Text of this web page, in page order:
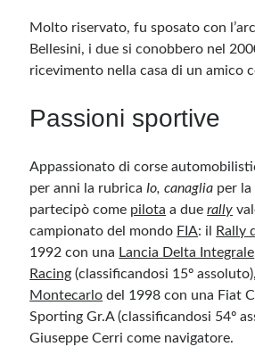
Molto riservato, fu sposato con
Bellesini, i due si conobbero nel
ricevimento nella casa di un amico
Passioni sportive
Appassionato di corse
per anni la rubrica Io, canaglia per
partecipò come pilota a duerally
campionato del mondo FIA: il Rally
1992 con una Lancia Delta Integrale
Racing (classificandosi 15º
Montecarlo del 1998 con una Fiat
Sporting Gr.A (classificandosi 54º
Giuseppe Cerri come navigatore.